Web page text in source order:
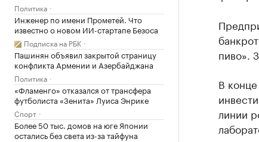
Политика
Инженер по имени Прометей. Что
известно о новом ИИ-стартапе Безоса
Подписка на РБК
Пашинян объявил закрытой страницу
конфликта Армении и Азербайджана
Политика
«Фламенго» отказался от трансфера
футболиста «Зенита» Луиса Энрике
Спорт
Более 50 тыс. домов на юге Японии
остались без света из-за тайфуна
пиво».
В
линии